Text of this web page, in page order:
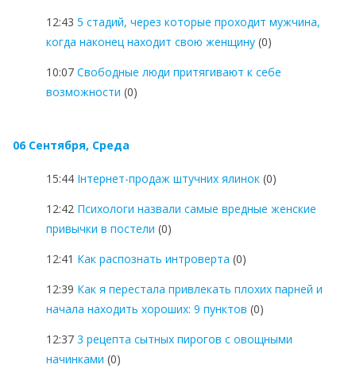
12:43 5 стадий, через которые проходит мужчина,
когда наконец находит свою женщину (0)
10:07 Свободные люди притягивают к себе
возможности (0)
06 Сентября, Среда
15:44 Інтернет-продаж штучних ялинок (0)
12:42 Психологи назвали самые вредные женские
привычки в постели (0)
12:41 Как распознать интроверта (0)
12:39 Как я перестала привлекать плохих парней и
начала находить хороших: 9 пунктов (0)
12:37 3 рецепта сытных пирогов с овощными
начинками (0)